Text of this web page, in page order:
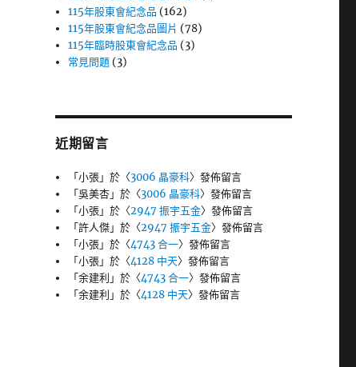
115年股東會紀念品 (162)
115年股東會紀念品圖片 (78)
115年臨時股東會紀念品 (3)
常見問題 (3)
近期留言
「小張」於〈3006 晶豪科〉發佈留言
「吳美杏」於〈3006 晶豪科〉發佈留言
「小張」於〈2947 振宇五金〉發佈留言
「許人傑」於〈2947 振宇五金〉發佈留言
「小張」於〈4743 合一〉發佈留言
「小張」於〈4128 中天〉發佈留言
「余建利 」於〈4743 合一〉發佈留言
「余建利 」於〈4128 中天〉發佈留言